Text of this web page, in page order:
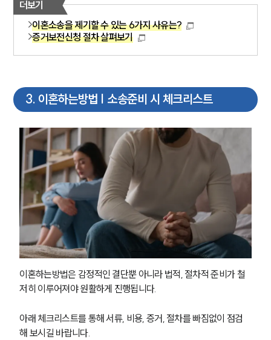
업무분야
전체
이혼 양육비계산기
상간자위자료계산기
구성원 소개
이혼전문변호사
소식/자료
언론보도
공지사항
법률 블로그
법률서식
뉴스레터/브로슈어
더보기
이혼소송을 제기할 수 있는 6가지 사유는?
증거보전신청 절차 살펴보기
3. 이혼하는방법 | 소송준비 시 체크리스트
이혼하는방법은 감정적인 결단뿐 아니라 법적, 절차적 준비가 철
저히 이루어져야 원활하게 진행됩니다.
아래 체크리스트를 통해 서류, 비용, 증거, 절차를 빠짐없이 점검
해 보시길 바랍니다.